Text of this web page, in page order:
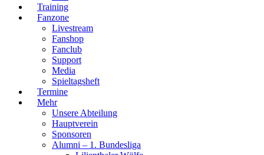
Training
Fanzone
Livestream
Fanshop
Fanclub
Support
Media
Spieltagsheft
Termine
Mehr
Unsere Abteilung
Hauptverein
Sponsoren
Alumni – 1. Bundesliga